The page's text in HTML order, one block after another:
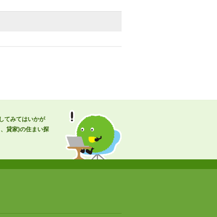
てみてはいかが
貸家)の住まい探